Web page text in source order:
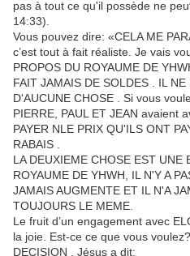
pas à tout ce qu'il possède ne
14:33).
Vous pouvez dire: «CELA ME
c’est tout à fait réaliste. Je vais
PROPOS DU ROYAUME DE
FAIT JAMAIS DE SOLDES . IL
D'AUCUNE CHOSE . Si vous
PIERRE, PAUL ET JEAN avaient
PAYER NLE PRIX QU'ILS ONT
RABAIS .
LA DEUXIEME CHOSE EST UNE
ROYAUME DE YHWH, IL N'Y A
JAMAIS AUGMENTE ET IL N'A
TOUJOURS LE MEME.
Le fruit d’un engagement avec
la joie. Est-ce ce que vous
DECISION . Jésus a dit: